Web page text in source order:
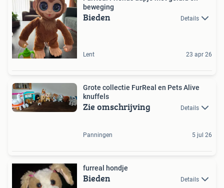
beweging
Bieden Details
Lent 23 apr 26
Grote collectie FurReal en Pets Alive
knuffels
Zie omschrijving Details
Panningen 5 jul 26
furreal hondje
Bieden Details